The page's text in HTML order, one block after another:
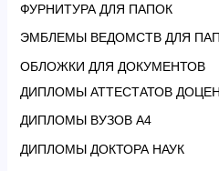
ФУРНИТУРА ДЛЯ ПАПОК
ЭМБЛЕМЫ ВЕДОМСТВ ДЛЯ
ОБЛОЖКИ ДЛЯ ДОКУМЕНТОВ
ДИПЛОМЫ АТТЕСТАТОВ
ДИПЛОМЫ ВУЗОВ А4
ДИПЛОМЫ ДОКТОРА НАУК